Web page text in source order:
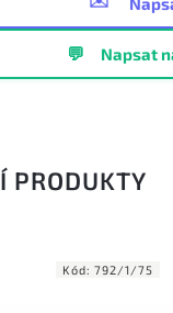
💬 Napsat
PRODUKTY
Kód: 792/1/75